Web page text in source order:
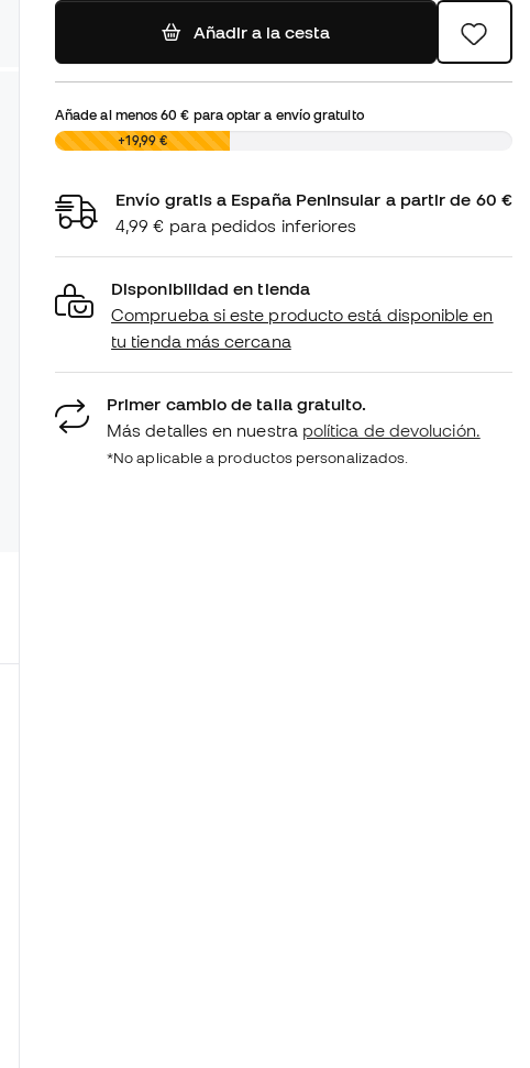
Añadir a la cesta
Añade al menos60 € para optar a envío gratuito
0,00 € +19,99 €
Envío gratis a España Peninsular a partir de 60 €
4,99 € para pedidos inferiores
Disponibilidad en tienda
Comprueba si este producto está disponible en
tu tienda más cercana
Primer cambio de talla gratuito.
Más detalles en nuestra política de devolución.
*No aplicable a productos personalizados.